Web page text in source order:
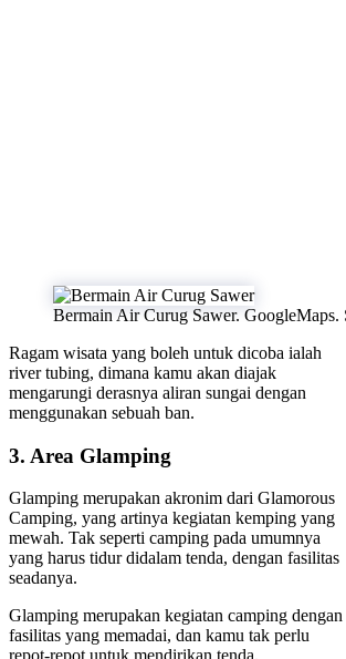
Bermain Air Curug Sawer. GoogleMaps.
Ragam wisata yang boleh untuk dicoba ialah
river tubing, dimana kamu akan diajak
mengarungi derasnya aliran sungai dengan
menggunakan sebuah ban.
3. Area Glamping
Glamping merupakan akronim dari Glamorous
Camping, yang artinya kegiatan kemping yang
mewah. Tak seperti camping pada umumnya
yang harus tidur didalam tenda, dengan fasilitas
seadanya.
Glamping merupakan kegiatan camping dengan
fasilitas yang memadai, dan kamu tak perlu